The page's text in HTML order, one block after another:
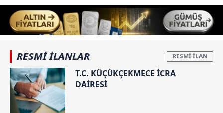
RESMİ İLANLAR
T.C. KÜÇÜKÇEKMECE İCRA
DAİRESİ